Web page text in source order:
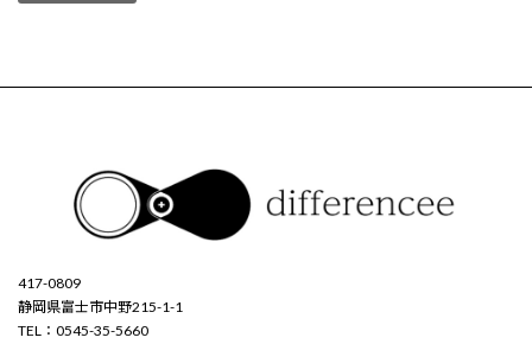
417-0809
静岡県富士市中野215-1-1
TEL：0545-35-5660